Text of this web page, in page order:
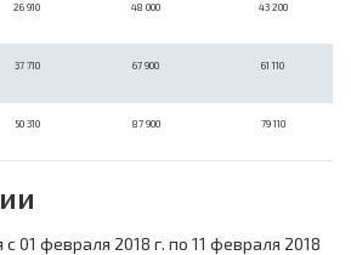
26 910 48 000 43 200
37 710 67 900 61 110
50 310 87 900 79 110
01 февраля 2018 г. по 11 февраля 2018